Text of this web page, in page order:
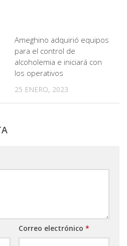
Ameghino adquirió equipos
para el control de
alcoholemia e iniciará con
los operativos
25 ENERO, 2023
Correo electrónico *